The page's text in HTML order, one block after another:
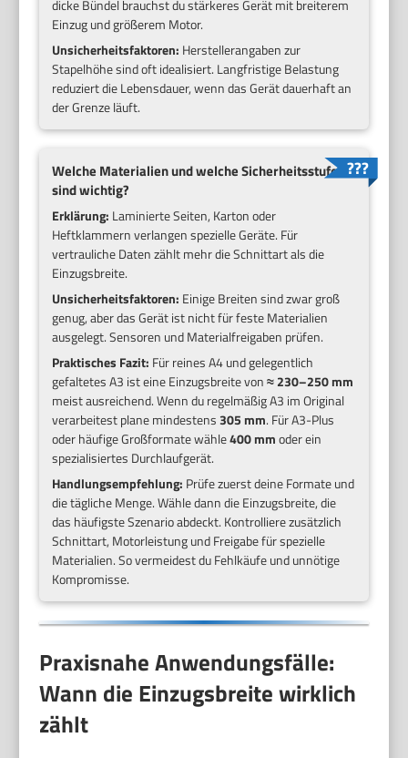
dicke Bündel brauchst du stärkeres Gerät mit breiterem
Einzug und größerem Motor.
Unsicherheitsfaktoren: Herstellerangaben zur
Stapelhöhe sind oft idealisiert. Langfristige Belastung
reduziert die Lebensdauer, wenn das Gerät dauerhaft an
der Grenze läuft.
Welche Materialien und welche Sicherheitsstufe
sind wichtig?
Erklärung: Laminierte Seiten, Karton oder
Heftklammern verlangen spezielle Geräte. Für
vertrauliche Daten zählt mehr die Schnittart als die
Einzugsbreite.
Unsicherheitsfaktoren: Einige Breiten sind zwar groß
genug, aber das Gerät ist nicht für feste Materialien
ausgelegt. Sensoren und Materialfreigaben prüfen.
Praktisches Fazit: Für reines A4 und gelegentlich
gefaltetes A3 ist eine Einzugsbreite von≈ 230–250 mm
meist ausreichend. Wenn du regelmäßig A3 im Original
verarbeitest plane mindestens305 mm. Für A3-Plus
oder häufige Großformate wähle400 mmoder ein
spezialisiertes Durchlaufgerät.
Handlungsempfehlung: Prüfe zuerst deine Formate und
die tägliche Menge. Wähle dann die Einzugsbreite, die
das häufigste Szenario abdeckt. Kontrolliere zusätzlich
Schnittart, Motorleistung und Freigabe für spezielle
Materialien. So vermeidest du Fehlkäufe und unnötige
Kompromisse.
Praxisnahe Anwendungsfälle:
Wann die Einzugsbreite wirklich
zählt